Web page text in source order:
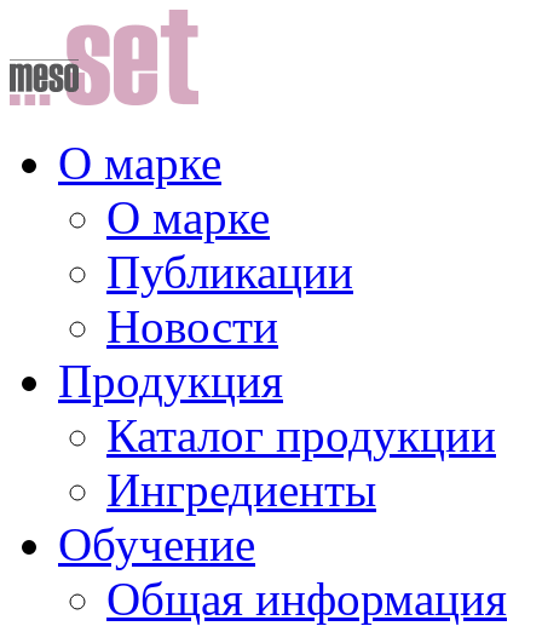
О марке
О марке
Публикации
Новости
Продукция
Каталог продукции
Ингредиенты
Обучение
Общая информация